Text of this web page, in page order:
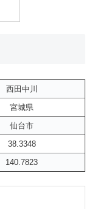
西田中川
宮城県
仙台市
38.3348
140.7823